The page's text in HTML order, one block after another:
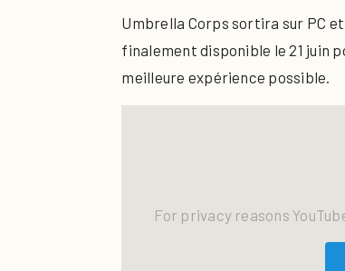
Umbrella Corps sortira sur PC
finalement disponible le 21 juin
meilleure expérience possible.
For privacy reasons